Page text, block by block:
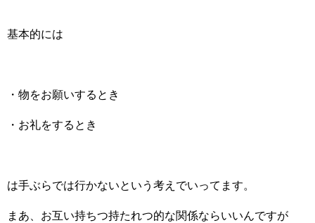
基本的には
・物をお願いするとき
・お礼をするとき
は手ぶらでは行かないという考えでいってます。
まあ、お互い持ちつ持たれつ的な関係ならいいんですが